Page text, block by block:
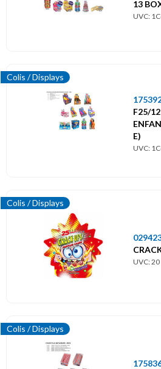
13
UVC:
Colis / Displays
F25/
E)
UVC:
Colis / Displays
UVC: 20
Colis / Displays